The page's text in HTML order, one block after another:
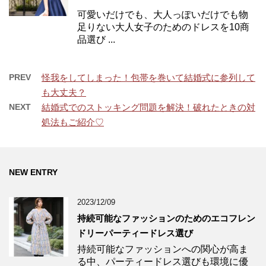
可愛いだけでも、大人っぽいだけでも物
足りない大人女子のためのドレスを10商
品選び ...
PREV
怪我をしてしまった！包帯を巻いて結婚式に参列して
も大丈夫？
NEXT
結婚式でのストッキング問題を解決！破れたときの対
処法もご紹介♡
NEW ENTRY
2023/12/09
持続可能なファッションのためのエコフレン
ドリーパーティードレス選び
持続可能なファッションへの関心が高ま
る中、パーティードレス選びも環境に優